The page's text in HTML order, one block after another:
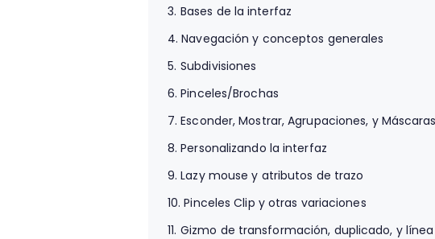
3. Bases de la interfaz
4. Navegación y conceptos generales
5. Subdivisiones
6. Pinceles/Brochas
7. Esconder, Mostrar, Agrupaciones, y Máscaras
8. Personalizando la interfaz
9. Lazy mouse y atributos de trazo
10. Pinceles Clip y otras variaciones
11. Gizmo de transformación, duplicado, y